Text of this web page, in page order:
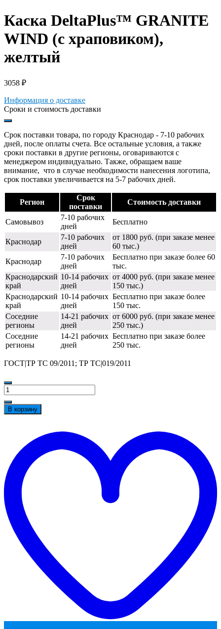
Каска DeltaPlus™ GRANITE
WIND (с храповиком),
желтый
3058 ₽
Информация о доставке
Сроки и стоимость доставки
Срок поставки товара, по городу Краснодар - 7-10 рабочих
дней, после оплаты счета. Все остальные условия, а также
сроки поставки в другие регионы, оговариваются с
менеджером индивидуально. Также, обращаем ваше
внимание, что в случае необходимости нанесения логотипа,
срок поставки увеличивается на 5-7 рабочих дней.
Регион
Срок
поставки
Стоимость доставки
Самовывоз
7-10 рабочих
дней
Бесплатно
Краснодар
7-10 рабочих
дней
от 1800 руб. (при заказе менее
60 тыс.)
Краснодар
7-10 рабочих
дней
Бесплатно при заказе более 60
тыс.
Краснодарский
край
10-14 рабочих
дней
от 4000 руб. (при заказе менее
150 тыс.)
Краснодарский
край
10-14 рабочих
дней
Бесплатно при заказе более
150 тыс.
Соседние
регионы
14-21 рабочих
дней
от 6000 руб. (при заказе менее
250 тыс.)
Соседние
регионы
14-21 рабочих
дней
Бесплатно при заказе более
250 тыс.
ГОСТ|ТР ТС 09/2011; ТР ТС|019/2011
Количество
товара
Каска
DeltaPlus™
храповиком),
желтый
В корзину